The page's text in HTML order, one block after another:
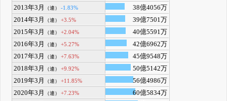
2013年3月
（連） -1.83%
38億4056万
2014年3月
（連） +3.5%
39億7501万
2015年3月
（連） +2.04%
40億5591万
2016年3月
（連） +5.27%
42億6962万
2017年3月
（連） +7.63%
45億9548万
2018年3月
（連） +9.92%
50億5142万
2019年3月
（連） +11.85%
56億4986万
2020年3月
（連） +7.23%
60億5834万